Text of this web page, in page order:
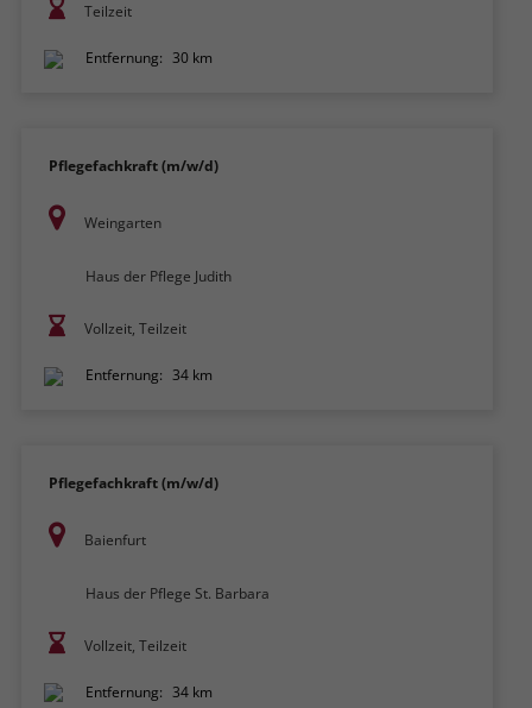
Teilzeit
Entfernung: 30 km
Pflegefachkraft (m/w/d)
Weingarten
Haus der Pflege Judith
Vollzeit, Teilzeit
Entfernung: 34 km
Pflegefachkraft (m/w/d)
Baienfurt
Haus der Pflege St. Barbara
Vollzeit, Teilzeit
Entfernung: 34 km